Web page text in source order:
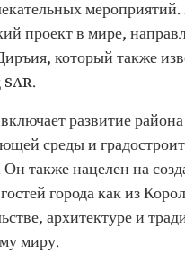
мероприятий.
проект в мире,
который также
развитие
среды и
также нацелен на
города как из
архитектуре и
миру.